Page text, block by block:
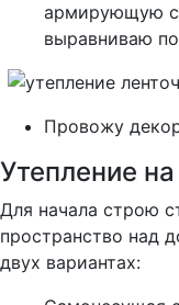
армирующую
выравниваю
Провожу
Утепление
Для начала строю
пространство над
двух вариантах: